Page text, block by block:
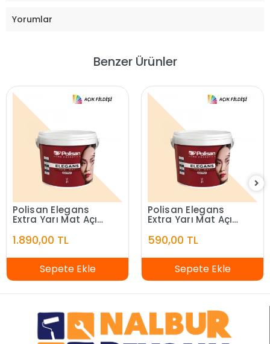
Yorumlar
Benzer Ürünler
Polisan Elegans
Extra Yarı Mat Açık
1.890,00 TL
Sepete Ekle
Polisan Elegans
Extra Yarı Mat Açık
590,00 TL
Sepete Ekle